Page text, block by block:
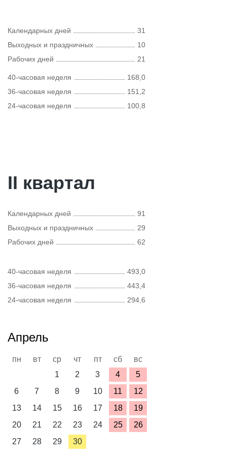
Календарных дней
31
Выходных и праздничных
10
Рабочих дней
21
40-часовая неделя
168,0
36-часовая неделя
151,2
24-часовая неделя
100,8
II квартал
Календарных дней
91
Выходных и праздничных
29
Рабочих дней
62
40-часовая неделя
493,0
36-часовая неделя
443,4
24-часовая неделя
294,6
Апрель
пн вт ср чт пт сб
вс
1
2 3 4
5
6
7 8 9 10 11
12
13
14 15 16 17 18
19
20
21 22 23 24 25
26
27
28 29 30